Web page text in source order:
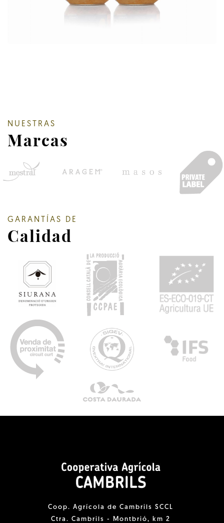
NUESTRAS
Marcas
GARANTÍAS DE
Calidad
Coop. Agrícola de Cambrils SCCL
Ctra. Cambrils - Montbrió, km 2